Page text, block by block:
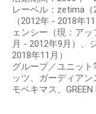
レーベル：zetima（
（2012年 - 2018年
ェンシー（現：ア
月 - 2012年9月）、
2018年11月）
グループ／ユニッ
ッツ、ガーディア
モベキマス、GREEN